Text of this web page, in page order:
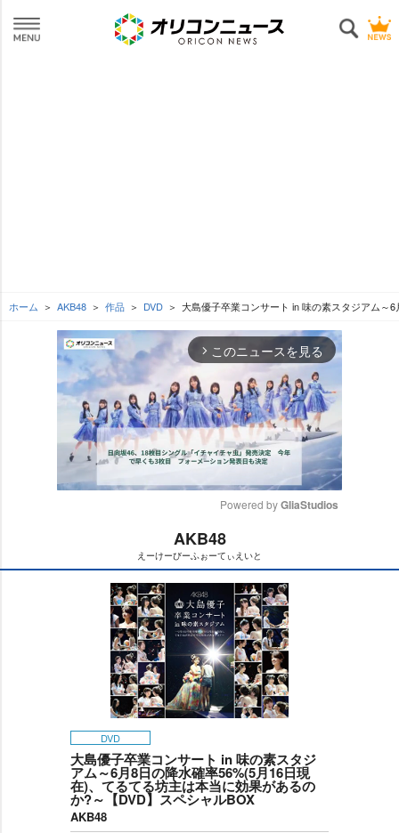
ホーム AKB48 作品 DVD 大島優子卒業コンサート in 味の素スタジアム～
arrow_forward_ios このニュースを見る
t
e
Powered by GliaStudios
AKB48
えーけーびーふぉーてぃえいと
DVD
大島優子卒業コンサート in 味の素スタジ
アム～6月8日の降水確率56%(5月16日現
在)、てるてる坊主は本当に効果があるの
か?～【DVD】スペシャルBOX
AKB48